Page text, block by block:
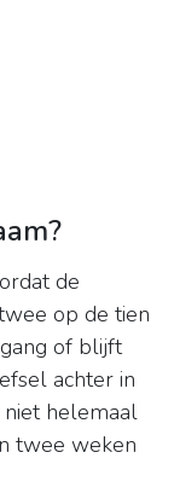
de
op de tien
of blijft
achter in
helemaal
twee weken